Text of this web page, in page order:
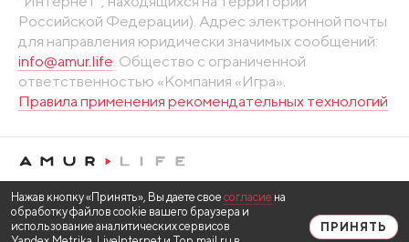
Российской Федерации). Адрес электронной почты
для направления юридически значимых сообщений:
info@amur.life . Общество с ограниченной
ответственностью «Компания «Игра».
Правила применения рекомендательных технологий
Нажав кнопку «Принять», Вы даете свое согласие на
обработку файлов cookie вашего браузера и
использование аналитических сервисов
ПРИНЯТЬ